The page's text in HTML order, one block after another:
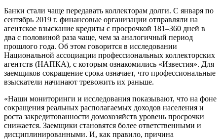
Банки стали чаще передавать коллекторам долги. С января по
сентябрь 2019 г. финансовые организации отправляли на
агентское взыскание кредиты с просрочкой 181–360 дней в
два с половиной раза чаще, чем за аналогичный период
прошлого года. Об этом говорится в исследовании
Национальной ассоциации профессиональных коллекторских
агентств (НАПКА), с которым ознакомились «Известия». Для
заемщиков сокращение срока означает, что профессиональные
взыскатели начинают тревожить их раньше.
«Наши мониторинги и исследования показывают, что на фоне
сокращения реальных располагаемых доходов населения и
роста закредитованности домохозяйств уровень просрочки
снижается. Заемщики становятся более ответственными и
дисциплинированными. И, как правило, причина